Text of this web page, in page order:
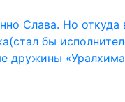
Слава. Но откуда
бы
дружины